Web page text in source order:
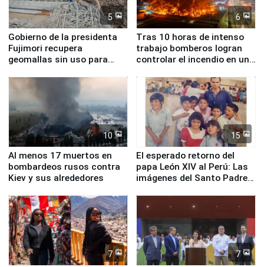
5
Gobierno de la presidenta
Fujimori recupera
geomallas sin uso para
Fenómeno El Niño
6
Tras 10 horas de intenso
trabajo bomberos logran
controlar el incendio en una
de Chile
10
Al menos 17 muertos en
bombardeos rusos contra
Kiev y sus alrededores
15
El esperado retorno del
papa León XIV al Perú: Las
imágenes del Santo Padre
7 7